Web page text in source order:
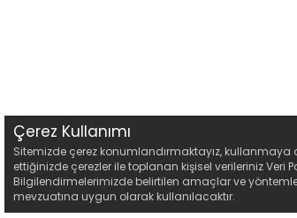
Çerez Kullanımı
Sitemizde çerez konumlandırmaktayız, kullanmaya
ettiğinizde çerezler ile toplanan kişisel verileriniz Veri
Bilgilendirmelerimizde belirtilen amaçlar ve
mevzuatına uygun olarak kullanılacaktır.